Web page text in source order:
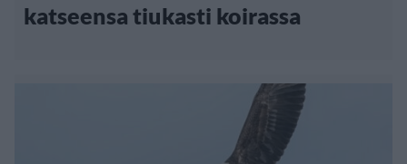
katseensa tiukasti koirassa